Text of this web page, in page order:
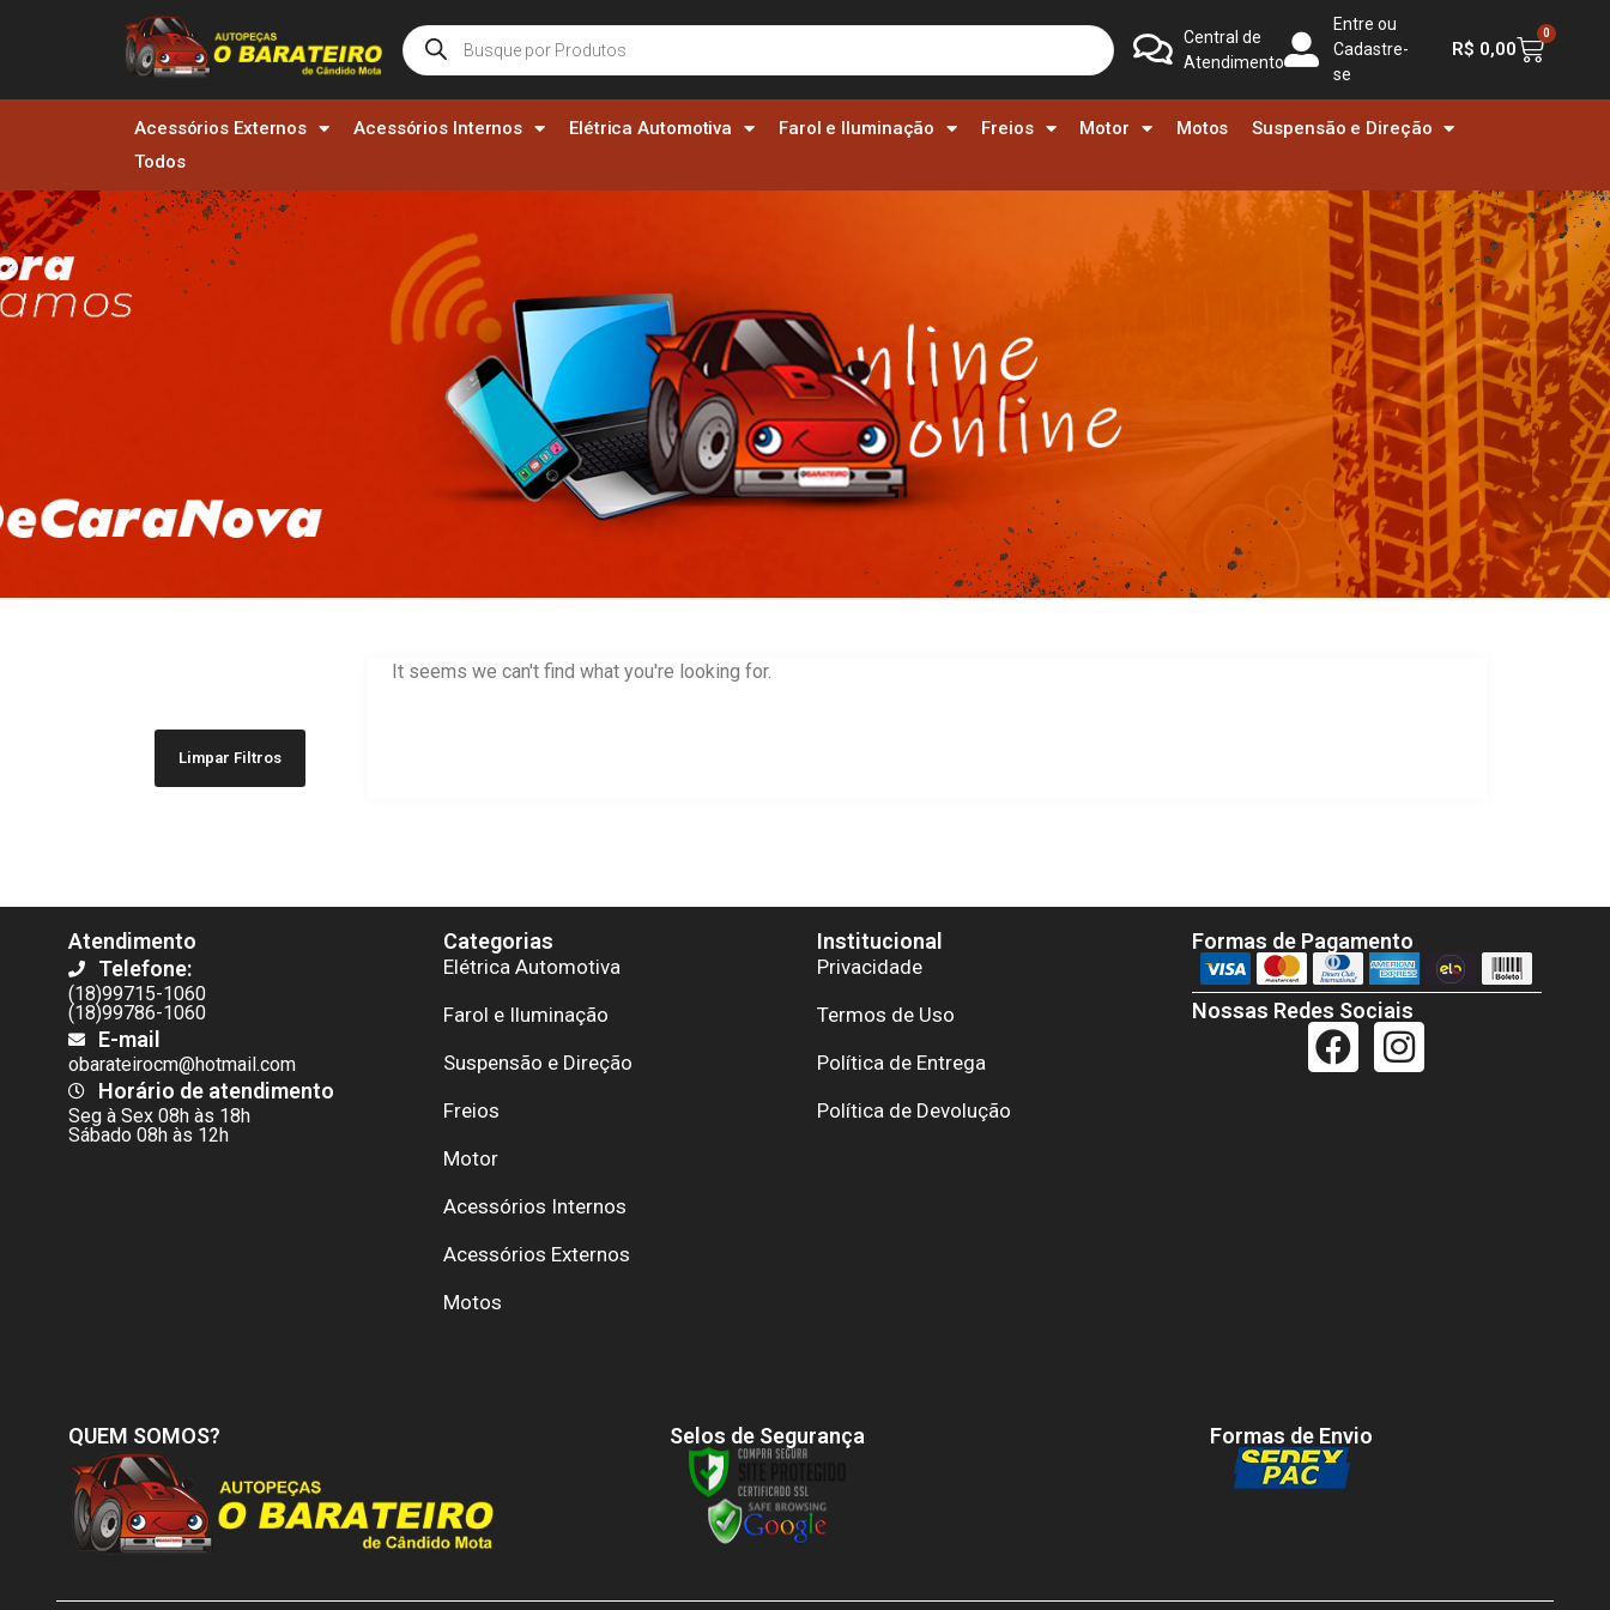
Central de
Atendimento
Entre ou
Cadastre-
se
R$ 0,00
0
Acessórios Externos Acessórios Internos Elétrica Automotiva Farol e Iluminação Freios Motor Motos
Suspensão e Direção
Todos
Limpar Filtros
It seems we can't find what you're looking for.
Atendimento
Telefone:
(18)99715-1060
(18)99786-1060
E-mail
obarateirocm@hotmail.com
Horário de atendimento
Seg à Sex 08h às 18h
Sábado 08h às 12h
Categorias
Elétrica Automotiva
Farol e Iluminação
Suspensão e Direção
Freios
Motor
Acessórios Internos
Acessórios Externos
Motos
Institucional
Privacidade
Termos de Uso
Política de Entrega
Política de Devolução
Formas de Pagamento
Nossas Redes Sociais
QUEM SOMOS? Selos de Segurança Formas de Envio